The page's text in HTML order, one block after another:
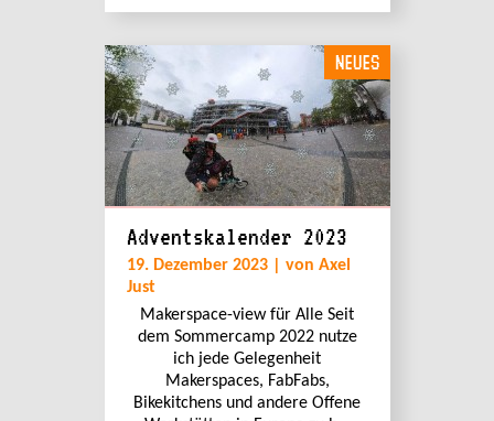
NEUES
Adventskalender 2023
19. Dezember 2023 | von Axel
Just
Makerspace-view für Alle Seit
dem Sommercamp 2022 nutze
ich jede Gelegenheit
Makerspaces, FabFabs,
Bikekitchens und andere Offene